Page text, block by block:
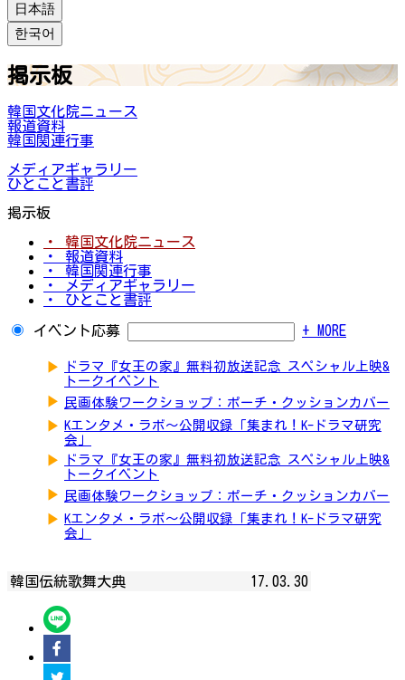
日本語
한국어
掲示板
韓国文化院ニュース
報道資料
韓国関連行事
メディアギャラリー
ひとこと書評
掲示板
・ 韓国文化院ニュース
・ 報道資料
・ 韓国関連行事
・ メディアギャラリー
・ ひとこと書評
イベント応募 + MORE
▶
ドラマ『女王の家』無料初放送記念 スペシャル上映&
トークイベント
▶ 民画体験ワークショップ：ポーチ・クッションカバー
▶ Kエンタメ・ラボ～公開収録「集まれ！K-ドラマ研究
会」
▶
ドラマ『女王の家』無料初放送記念 スペシャル上映&
トークイベント
▶ 民画体験ワークショップ：ポーチ・クッションカバー
▶ Kエンタメ・ラボ～公開収録「集まれ！K-ドラマ研究
会」
韓国伝統歌舞大典 17.03.30